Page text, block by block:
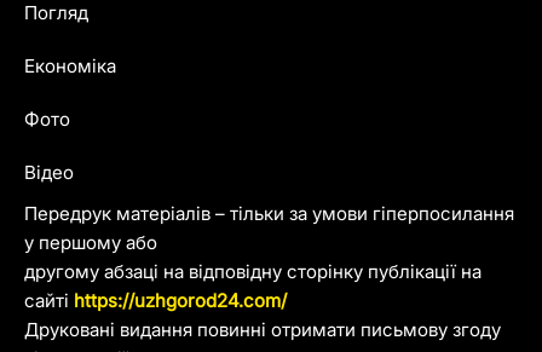
Передрук матеріалів – тільки за умови гіперпосилання
у першому або
другому абзаці на відповідну сторінку публікації на
сайті https://uzhgorod24.com/
Друковані видання повинні отримати письмову згоду
Погляд
Економіка
Фото
Відео